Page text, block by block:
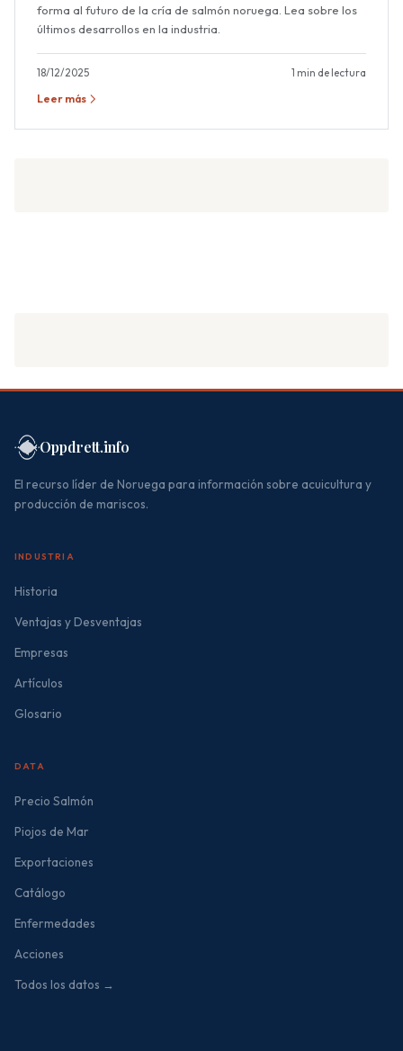
forma al futuro de la cría de salmón noruega. Lea sobre los
últimos desarrollos en la industria.
18/12/2025
1 min de lectura
Leer más
Oppdrett.info
El recurso líder de Noruega para información sobre acuicultura y
producción de mariscos.
INDUSTRIA
Historia
Ventajas y Desventajas
Empresas
Artículos
Glosario
DATA
Precio Salmón
Piojos de Mar
Exportaciones
Catálogo
Enfermedades
Acciones
Todos los datos →